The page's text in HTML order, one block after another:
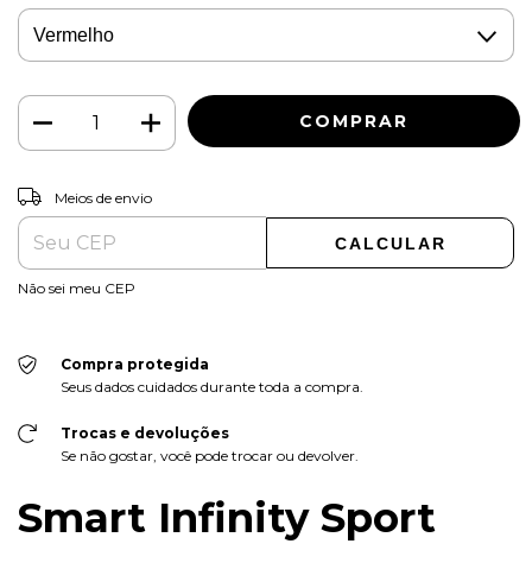
Entregas para o CEP:
Meios de envio
CALCULAR
Não sei meu CEP
Compra protegida
Seus dados cuidados durante toda a compra.
Trocas e devoluções
Se não gostar, você pode trocar ou devolver.
Smart Infinity Sport